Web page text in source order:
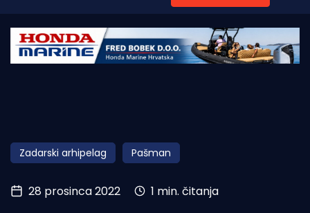
Početna
Obala
Otoci
Turizam i nautika
Zadarski arhipelag Pašman
28 prosinca 2022 1 min. čitanja